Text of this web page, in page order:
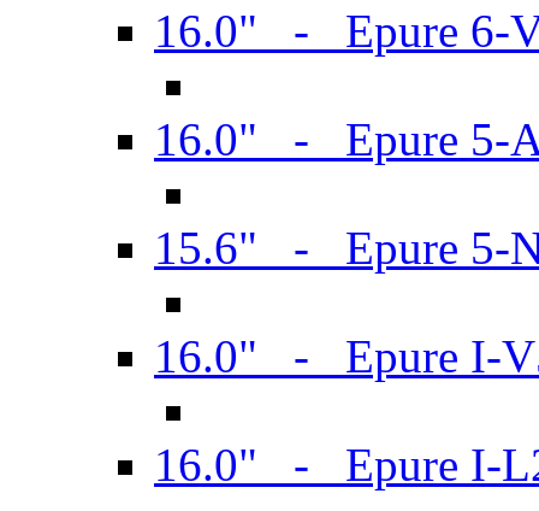
16.0" - Epure 6-
16.0" - Epure 5-
15.6" - Epure 5-
16.0" - Epure I-
16.0" - Epure I-